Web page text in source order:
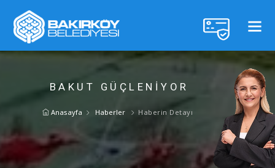
BAKUT GÜÇLENİYOR
Anasayfa Haberler Haberin Detayı